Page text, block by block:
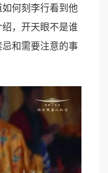
何刻李行看到他
，开天眼不是谁
和需要注意的事